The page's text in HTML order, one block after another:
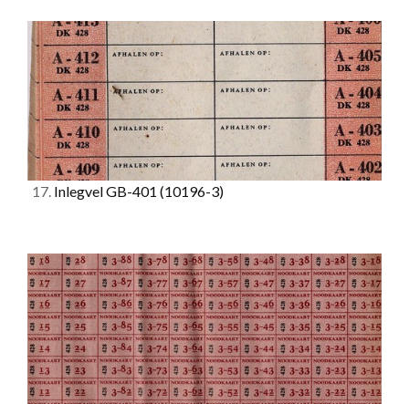
17. Inlegvel GB-401 (10196-3)